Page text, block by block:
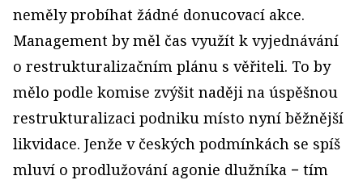
neměly probíhat žádné donucovací akce.
Management by měl čas využít k vyjednávání
o restrukturalizačním plánu s věřiteli. To by
mělo podle komise zvýšit naději na úspěšnou
restrukturalizaci podniku místo nyní běžnější
likvidace. Jenže v českých podmínkách se spíš
mluví o prodlužování agonie dlužníka − tím